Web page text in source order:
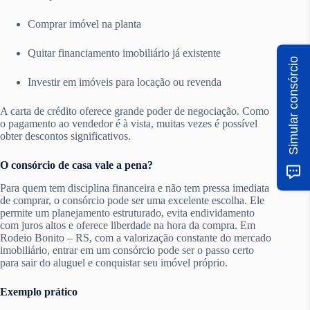
Comprar imóvel na planta
Quitar financiamento imobiliário já existente
Investir em imóveis para locação ou revenda
A carta de crédito oferece grande poder de negociação. Como
o pagamento ao vendedor é à vista, muitas vezes é possível
obter descontos significativos.
O consórcio de casa vale a pena?
Para quem tem disciplina financeira e não tem pressa imediata
de comprar, o consórcio pode ser uma excelente escolha. Ele
permite um planejamento estruturado, evita endividamento
com juros altos e oferece liberdade na hora da compra. Em
Rodeio Bonito – RS, com a valorização constante do mercado
imobiliário, entrar em um consórcio pode ser o passo certo
para sair do aluguel e conquistar seu imóvel próprio.
Exemplo prático
Simular consórcio